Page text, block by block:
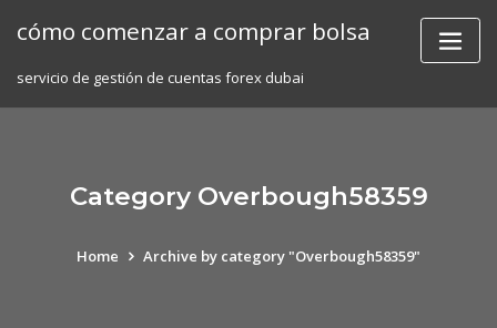
cómo comenzar a comprar bolsa
servicio de gestión de cuentas forex dubai
Category Overbough58359
Home Archive by category "Overbough58359"